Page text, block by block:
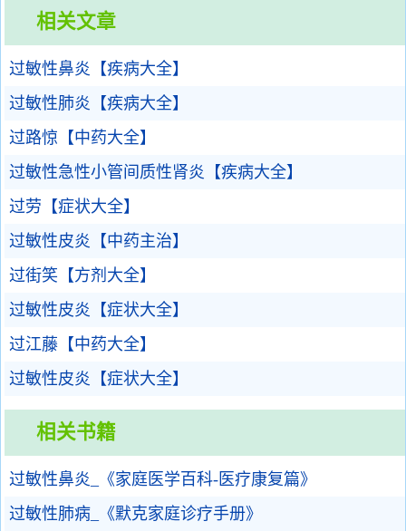
相关文章
过敏性鼻炎【疾病大全】
过敏性肺炎【疾病大全】
过路惊【中药大全】
过敏性急性小管间质性肾炎【疾病大全】
过劳【症状大全】
过敏性皮炎【中药主治】
过街笑【方剂大全】
过敏性皮炎【症状大全】
过江藤【中药大全】
过敏性皮炎【症状大全】
相关书籍
过敏性鼻炎_《家庭医学百科-医疗康复篇》
过敏性肺病_《默克家庭诊疗手册》